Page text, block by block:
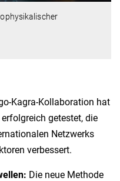
Kagra-Kollaboration hat
getestet, die
Netzwerks
verbessert.
Die neue Methode